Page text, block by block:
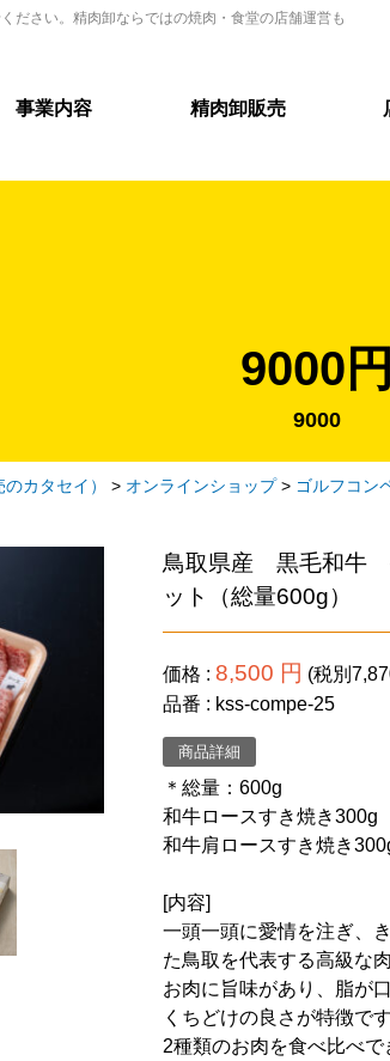
ださい。精肉卸ならではの焼肉・食堂の店舗運営も
事業内容 精肉卸販売
9000円
9000
カタセイ） > オンラインショップ> ゴルフコン
鳥取県産 黒毛和牛
ット（総量600g）
価格 8,500 円 (税別
品番
kss-compe-25
商品詳細
＊総量：600g
和牛ロースすき焼き300g
和牛肩ロースすき焼き
[内容]
一頭一頭に愛情を注ぎ、
た鳥取を代表する高級な肉
お肉に旨味があり、脂が
くちどけの良さが特徴です
2種類のお肉を食べ比べで